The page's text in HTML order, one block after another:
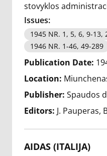
stovyklos
Issues:
1945 NR. 1, 5, 6, 9-13,
1946 NR. 1-46, 49-289
Publication Date:
Location:
Publisher: Spaudos
Editors: J. Pauperas
AIDAS (ITALIJA)